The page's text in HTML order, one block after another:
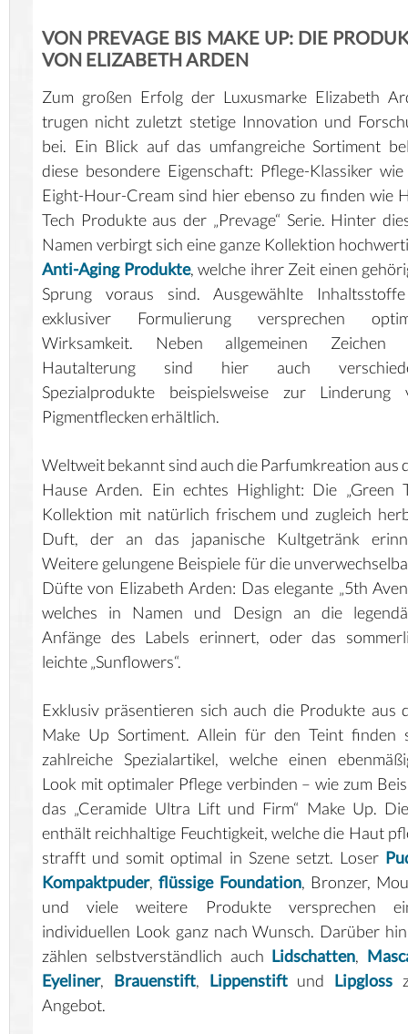
VON PREVAGE BIS MAKE UP: DIE
VON ELIZABETH ARDEN
Zum großen Erfolg der Luxusmarke Elizabeth
trugen nicht zuletzt stetige Innovation und
bei. Ein Blick auf das umfangreiche Sortiment
diese besondere Eigenschaft: Pflege-Klassiker
Eight-Hour-Cream sind hier ebenso zu finden wie
Tech Produkte aus der „Prevage“ Serie. Hinter
Namen verbirgt sich eine ganze Kollektion
Anti-Aging Produkte, welche ihrer Zeit einen
Sprung voraus sind. Ausgewählte
exklusiver Formulierung versprechen
Wirksamkeit. Neben allgemeinen Zeichen
Hautalterung sind hier auch
Spezialprodukte beispielsweise zur Linderung
Pigmentflecken erhältlich.
Weltweit bekannt sind auch die Parfumkreation aus
Hause Arden. Ein echtes Highlight: Die „Green
Kollektion mit natürlich frischem und zugleich
Duft, der an das japanische Kultgetränk
Weitere gelungene Beispiele für die
Düfte von Elizabeth Arden: Das elegante „5th
welches in Namen und Design an die
Anfänge des Labels erinnert, oder das
leichte „Sunflowers“.
Exklusiv präsentieren sich auch die Produkte aus
Make Up Sortiment. Allein für den Teint finden
zahlreiche Spezialartikel, welche einen
Look mit optimaler Pflege verbinden – wie zum
das „Ceramide Ultra Lift und Firm“ Make Up.
enthält reichhaltige Feuchtigkeit, welche die Haut
strafft und somit optimal in Szene setzt. Loser
Kompaktpuder,flüssige Foundation, Bronzer,
und viele weitere Produkte versprechen
individuellen Look ganz nach Wunsch. Darüber
zählen selbstverständlich auch Lidschatten,
Eyeliner, Brauenstift, Lippenstiftund Lipgloss
Angebot.